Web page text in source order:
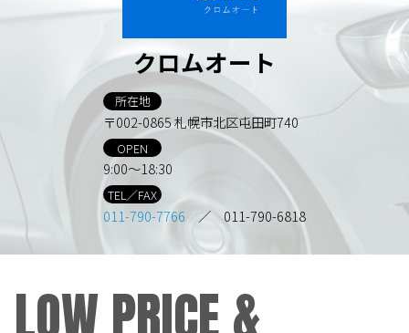
クロムオート
所在地
〒002-0865 札幌市北区屯田町740
OPEN
9:00～18:30
TEL／FAX
011-790-7766 ／ 011-790-6818
LOW PRICE &